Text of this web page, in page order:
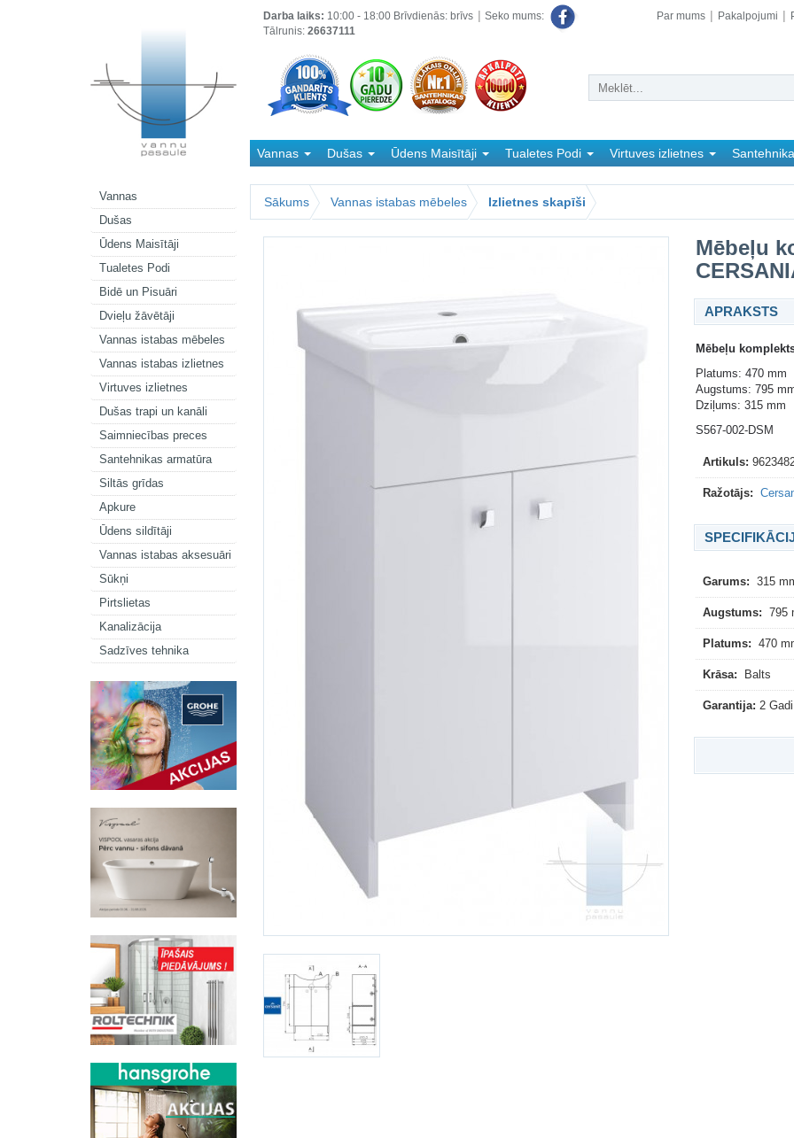
Vannas
Dušas
Ūdens Maisītāji
Tualetes Podi
Bidē un Pisuāri
Dvieļu žāvētāji
Vannas istabas mēbeles
Vannas istabas izlietnes
Virtuves izlietnes
Dušas trapi un kanāli
Saimniecības preces
Santehnikas armatūra
Siltās grīdas
Apkure
Ūdens sildītāji
Vannas istabas aksesuāri
Sūkņi
Pirtslietas
Kanalizācija
Sadzīves tehnika
Darba laiks: 10:00 - 18:00 Brīvdienās: brīvs
Tālrunis: 26637111
Seko mums: Par mums Pakalpojumi
Vannas Dušas Ūdens Maisītāji Tualetes Podi Virtuves izlietnes
Sākums
Vannas istabas mēbeles Izlietnes skapīši
Mēbeļu
APRAKSTS
Mēbeļu
Platums: 470 mm
Augstums: 795
Dziļums: 315 mm
S567-002-DSM
Artikuls:
Ražotājs:
Garums: 315
Augstums: 795
Platums: 470
Krāsa: Balts
Garantija: 2 Gadi